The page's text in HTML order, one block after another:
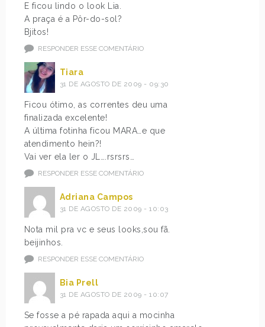
E ficou lindo o look Lia.
A praça é a Pôr-do-sol?
Bjitos!
RESPONDER ESSE COMENTÁRIO
Tiara
31 DE AGOSTO DE 2009 - 09:30
Ficou ótimo, as correntes deu uma
finalizada excelente!
A última fotinha ficou MARA…e que
atendimento hein?!
Vai ver ela ler o JL….rsrsrs…
RESPONDER ESSE COMENTÁRIO
Adriana Campos
31 DE AGOSTO DE 2009 - 10:03
Nota mil pra vc e seus looks,sou fã.
beijinhos.
RESPONDER ESSE COMENTÁRIO
Bia Prell
31 DE AGOSTO DE 2009 - 10:07
Se fosse a pé rapada aqui a mocinha